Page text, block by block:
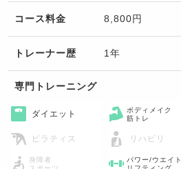
コース料金 8,800円
トレーナー歴 1年
専門トレーニング
ダイエット
ボディメイク
筋トレ
ピラティス リハビリ
身障者
パワー/ウエイト